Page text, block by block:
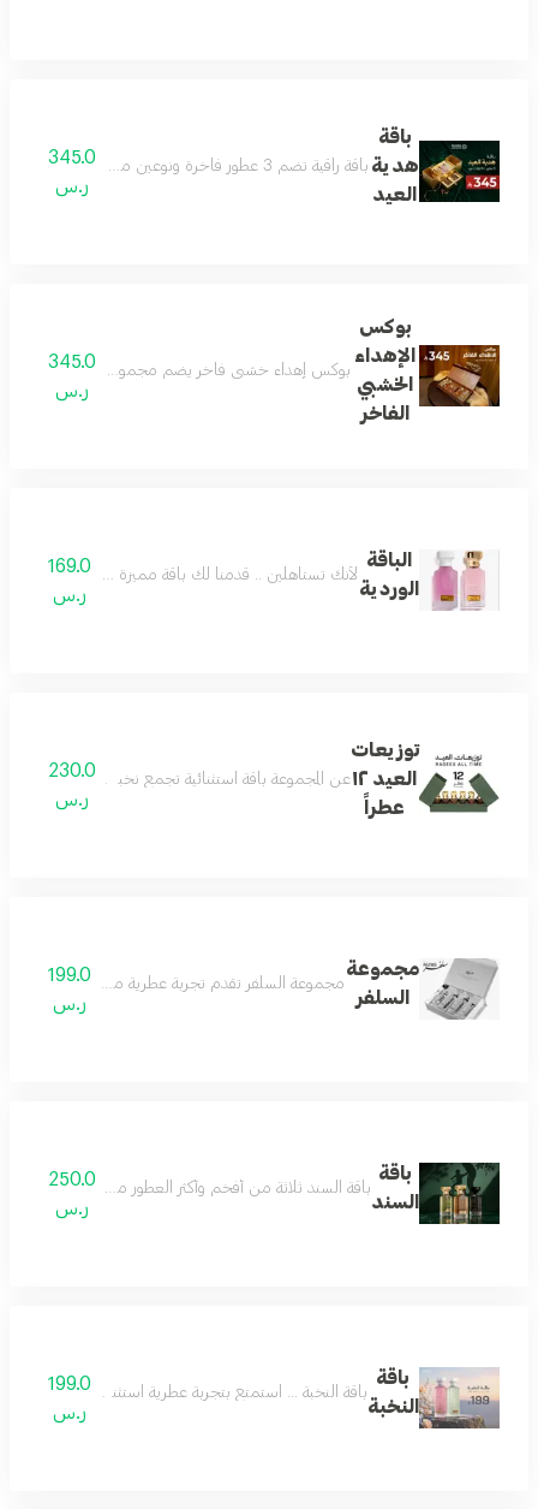
باقة
هدية
العيد
باقة راقية تضم 3 عطور فاخرة ونوعين من العود بروائح جذابة ومتنوعة تناسب الجنسين وجميع المناسبات داخل بوكس فاخر وأنيق للإهداء تعكس الذوق الرفيع والفخامة يتم اختيار العطور والعود من الأنواع المتوفرة في المتجر وقد تختلف حسب المخزون
345.0
ر.س
بوكس
الإهداء
الخشبي
الفاخر
بوكس إهداء خشبي فاخر يضم مجموعة عطور جميلة
345.0
ر.س
الباقة
الوردية
لأنك تستاهلين .. قدمنا لك باقة مميزة وفريدة
169.0
ر.س
توزيعات
العيد ١٢
عطراً
عن المجموعة باقة استثنائية تجمع نخبة العطر والأكثر تميزًا في تاريخ رسيس، 12
230.0
ر.س
مجموعة
السلفر
مجموعة السلفر تقدم تجربة عطرية متكاملة تجمع بين
199.0
ر.س
باقة
السند
باقة السند ثلاثة من أفخم وأكثر العطور مبيعاً، جُمعت
250.0
ر.س
باقة
النخبة
باقة النخبة ... استمتع بتجربة عطرية استثنائية مع باقة النخبة، عطرين بحجم 160 مل من مجموعتنا المميزة بسعر خاص. فرصة رائعة للاستمتاع
199.0
ر.س